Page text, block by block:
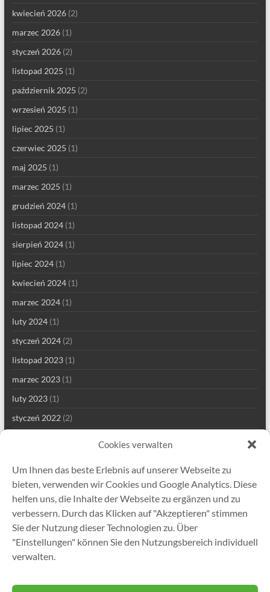
Cookies verwalten
Um Ihnen das beste Erlebnis auf unserer Webseite zu
bieten, verwenden wir Cookies und Google Analytics. Diese
helfen uns, die Inhalte der Webseite zu ergänzen und zu
verbessern. Durch das Klicken auf "Akzeptieren" stimmen
Sie der Nutzung dieser Technologien zu. Über
"Einstellungen" können Sie den Nutzungsbereich individuell
verwalten.
kwiecień 2026(2)
marzec 2026(1)
styczeń 2026(2)
listopad 2025 (1)
październik 2025 (2)
wrzesień 2025 (1)
lipiec 2025 (1)
czerwiec 2025 (1)
maj 2025 (1)
marzec 2025 (1)
grudzień 2024(1)
listopad 2024(1)
sierpień 2024(1)
lipiec 2024(1)
kwiecień 2024(1)
marzec 2024(1)
luty 2024(1)
styczeń 2024(2)
listopad 2023(1)
marzec 2023(1)
luty 2023(1)
styczeń 2022(2)
sierpień 2021(4)
lipiec 2021
(1)
maj 2021(7)
kwiecień 2021(2)
styczeń 2021